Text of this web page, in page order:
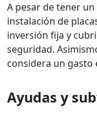
A pesar de tener
instalación de
inversión fija y
seguridad.
considera un gasto
Ayudas y